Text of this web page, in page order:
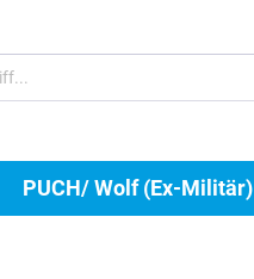
PUCH/ Wolf (Ex-Militär)